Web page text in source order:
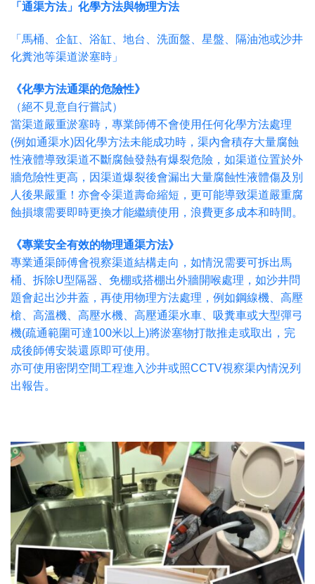
「通渠方法」化學方法與物理方法
「馬桶、企缸、浴缸、地台、洗面盤、星盤、隔油池或沙井
化糞池等渠道淤塞時」
《化學方法通渠的危險性》
（絕不見意自行嘗試）
當渠道嚴重淤塞時，專業師傅不會使用任何化學方法處理
(例如通渠水)因化學方法未能成功時，渠內會積存大量腐蝕
性液體導致渠道不斷腐蝕發熱有爆裂危險，如渠道位置於外
牆危險性更高，因渠道爆裂後會漏出大量腐蝕性液體傷及別
人後果嚴重！亦會令渠道壽命縮短，更可能導致渠道嚴重腐
蝕損壞需要即時更換才能繼續使用，浪費更多成本和時間。
《專業安全有效的物理通渠方法》
專業通渠師傅會視察渠道結構走向，如情況需要可拆出馬
桶、拆除U型隔器、免棚或搭棚出外牆開喉處理，如沙井問
題會起出沙井蓋，再使用物理方法處理，例如鋼線機、高壓
槍、高溫機、高壓水機、高壓通渠水車、吸糞車或大型彈弓
機(疏通範圍可達100米以上)將淤塞物打散推走或取出，完
成後師傅安裝還原即可使用。
亦可使用密閉空間工程進入沙井或照CCTV視察渠內情況列
出報告。